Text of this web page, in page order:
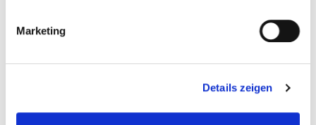
Marketing
Details zeigen
Mit guter Beratung für Sie vor Ort!
termine@prentke-romich.de
prentke-romich.de
Schweiz: activecommunication.ch